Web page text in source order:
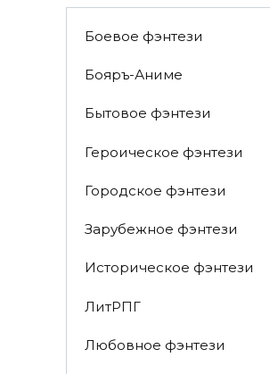
Боевое фэнтези
Бояръ-Аниме
Бытовое фэнтези
Героическое фэнтези
Городское фэнтези
Зарубежное фэнтези
Историческое фэнтези
ЛитРПГ
Любовное фэнтези